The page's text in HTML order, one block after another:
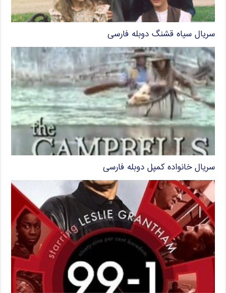
سریال سیاه قشنگ دوبله فارسی
سریال خانواده کمپل دوبله فارسی